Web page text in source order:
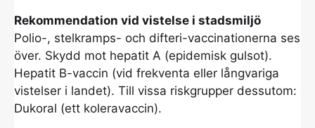
Rekommendation vid vistelse i stadsmiljö
Polio-, stelkramps- och difteri-vaccinationerna ses
över. Skydd mot hepatit A (epidemisk gulsot).
Hepatit B-vaccin (vid frekventa eller långvariga
vistelser i landet). Till vissa riskgrupper dessutom:
Dukoral (ett koleravaccin).